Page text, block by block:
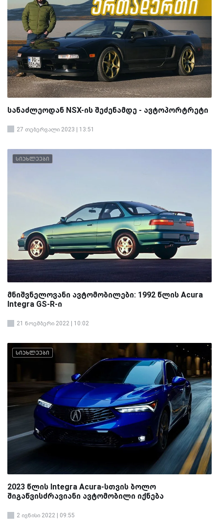
სანაძლეოდან NSX-ის შეძენამდე - ავტოპორტრეტი
27 თებერვალი 2023 | 13:51
სიახლეები
მნიშვნელოვანი ავტომობილები: 1992 წლის Acura
Integra GS-R-ი
21 ნოემბერი 2022 | 10:02
სიახლეები
2023 წლის Integra Acura-სთვის ბოლო
შიგაწვისძრავიანი ავტომობილი იქნება
2 ივნისი 2022 | 09:55